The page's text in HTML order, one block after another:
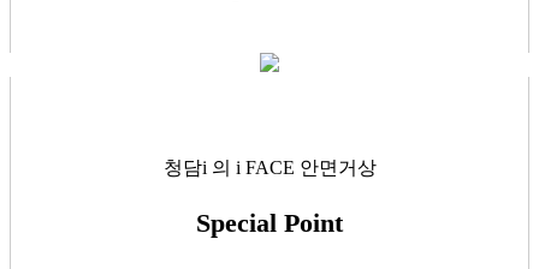
청담i 의 i FACE 안면거상
Special Point